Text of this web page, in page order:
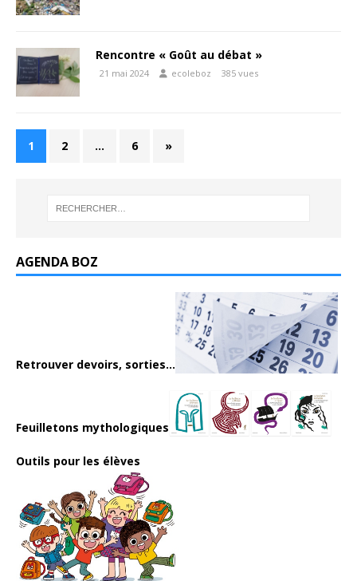
Rencontre « Goût au débat »
21 mai 2024 ecoleboz 385 vues
1 2 … 6 »
AGENDA BOZ
Retrouver devoirs, sorties...
Feuilletons mythologiques
Outils pour les élèves